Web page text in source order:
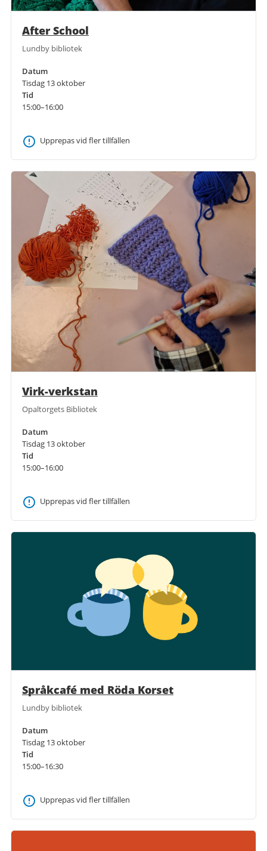
After School
Lundby bibliotek
Datum
Tisdag 13 oktober
Tid
15:00–16:00
Upprepas vid fler tillfällen
Virk-verkstan
Opaltorgets Bibliotek
Datum
Tisdag 13 oktober
Tid
15:00–16:00
Upprepas vid fler tillfällen
Språkcafé med Röda Korset
Lundby bibliotek
Datum
Tisdag 13 oktober
Tid
15:00–16:30
Upprepas vid fler tillfällen